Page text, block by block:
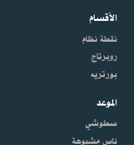
الأقسام
نقطة نظام
روبرتاج
بورتريه
الموعد
سطوشي
ناس مشبوهة